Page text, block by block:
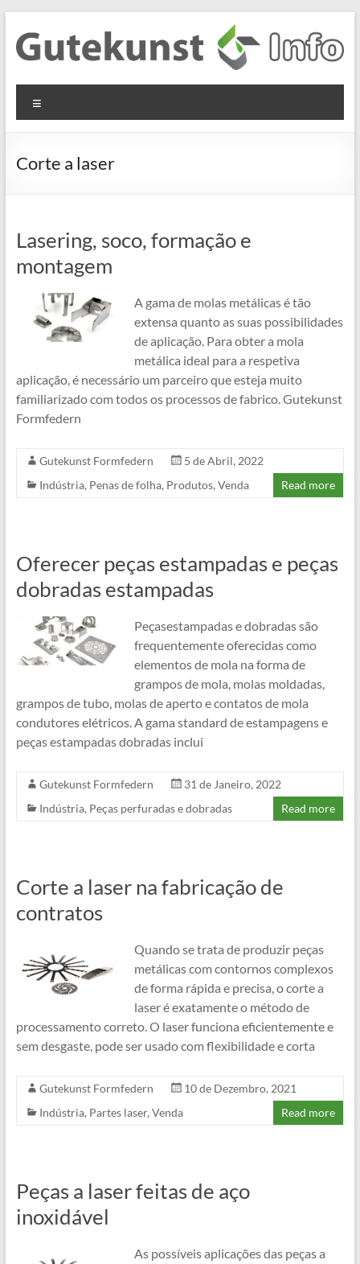
content
Gutekunst
Formfedern
GmbH
Informationen
Flachmaterial
Corte a laser
Lasering, soco, formação e
montagem
A gama de molas metálicas é tão
extensa quanto as suas possibilidades
de aplicação. Para obter a mola
metálica ideal para a respetiva
aplicação, é necessário um parceiro que esteja muito
familiarizado com todos os processos de fabrico. Gutekunst
Formfedern
Gutekunst Formfedern
5 de Abril, 2022
Indústria, Penas de folha, Produtos, Venda Read more
Oferecer peças estampadas e peças
dobradas estampadas
Peçasestampadas e dobradas são
frequentemente oferecidas como
elementos de mola na forma de
grampos de mola, molas moldadas,
grampos de tubo, molas de aperto e contatos de mola
condutores elétricos. A gama standard de estampagens e
peças estampadas dobradas inclui
Gutekunst Formfedern
31 de Janeiro, 2022
Indústria, Peças perfuradas e dobradas Read more
Corte a laser na fabricação de
contratos
Quando se trata de produzir peças
metálicas com contornos complexos
de forma rápida e precisa, o corte a
laser é exatamente o método de
processamento correto. O laser funciona eficientemente e
sem desgaste, pode ser usado com flexibilidade e corta
Gutekunst Formfedern
10 de Dezembro, 2021
Indústria, Partes laser, Venda Read more
Peças a laser feitas de aço
inoxidável
As possíveis aplicações das peças a